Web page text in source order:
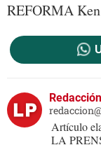
REFORMA
Redacción
Artículo
LA